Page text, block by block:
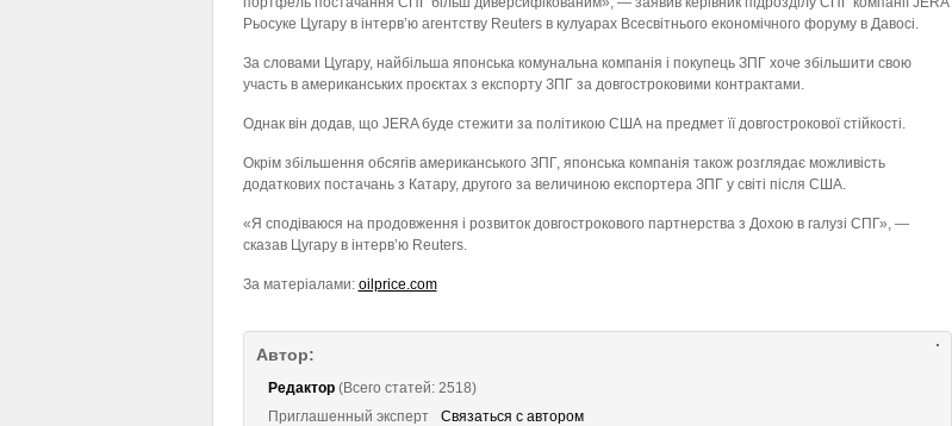
Рьосуке Цугару в інтерв’ю агентству Reuters в кулуарах Всесвітнього економічного форуму в Давосі.
За словами Цугару, найбільша японська комунальна компанія і покупець ЗПГ хоче збільшити свою
участь в американських проєктах з експорту ЗПГ за довгостроковими контрактами.
Однак він додав, що JERA буде стежити за політикою США на предмет її довгострокової стійкості.
Окрім збільшення обсягів американського ЗПГ, японська компанія також розглядає можливість
додаткових постачань з Катару, другого за величиною експортера ЗПГ у світі після США.
«Я сподіваюся на продовження і розвиток довгострокового партнерства з Дохою в галузі СПГ», —
сказав Цугару в інтерв’ю Reuters.
За матеріалами: oilprice.com
Автор:
Редактор(Всего статей: 2518)
Приглашенный эксперт
Связаться с автором